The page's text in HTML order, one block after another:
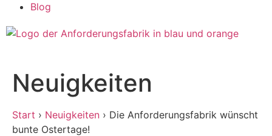
Blog
Neuigkeiten
Start › Neuigkeiten › Die Anforderungsfabrik wünscht
bunte Ostertage!